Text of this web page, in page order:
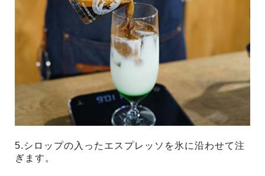
5.シロップの入ったエスプレッソを氷に沿わせて注
ぎます。